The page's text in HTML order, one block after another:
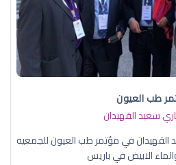
طب العيون
سعيد القهيدان
القهيدان في مؤتمر طب العيون للجمعيه
الابيض في باريس